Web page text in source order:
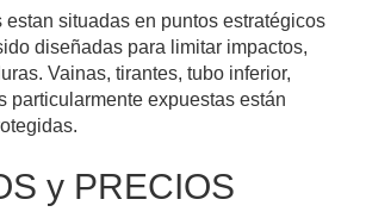
estan situadas en puntos estratégicos
diseñadas para limitar impactos,
Vainas, tirantes, tubo inferior,
particularmente expuestas están
y PRECIOS